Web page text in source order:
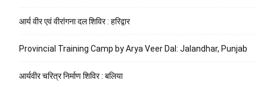
आर्य वीर एवं वीरांगना दल शिविर : हरिद्वार
Provincial Training Camp by Arya Veer Dal: Jalandhar, Punjab
आर्यवीर चरित्र निर्माण शिविर : बलिया